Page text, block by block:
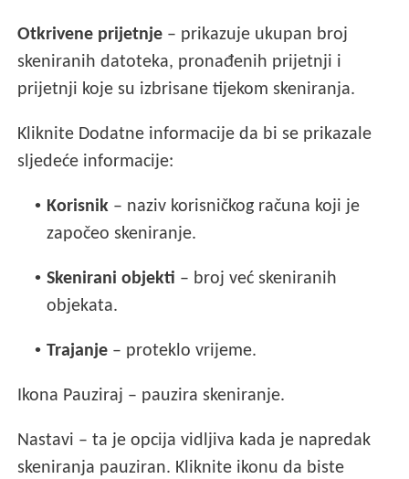
Otkrivene prijetnje – prikazuje ukupan broj
skeniranih datoteka, pronađenih prijetnji i
prijetnji koje su izbrisane tijekom skeniranja.
Kliknite Dodatne informacije da bi se prikazale
sljedeće informacije:
• Korisnik – naziv korisničkog računa koji je
započeo skeniranje.
• Skenirani objekti – broj već skeniranih
objekata.
• Trajanje – proteklo vrijeme.
Ikona Pauziraj – pauzira skeniranje.
Nastavi – ta je opcija vidljiva kada je napredak
skeniranja pauziran. Kliknite ikonu da biste